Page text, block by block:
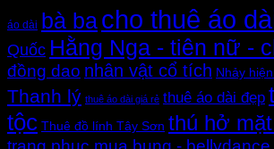
áo dài bà bacho thuê áo
Quốc Hằng Nga - tiên nữ -
đồng dao nhân vật cổ tích Nhảy
Thanh lý thuê áo dài giá rẻ thuê áo dài đẹp
tộc Thuê đồ lính Tây Sơn thú hở